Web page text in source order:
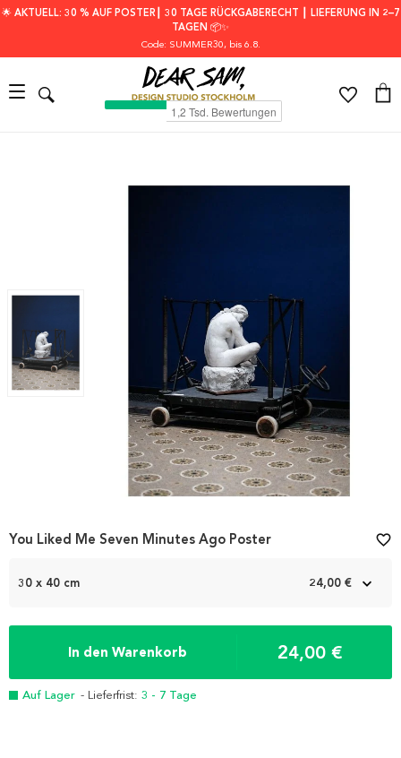
🌟 AKTUELL: 30 % AUF POSTER┃ 30 TAGE RÜCKGABERECHT ┃ LIEFERUNG IN 2–7
TAGEN 📦✨
Code: SUMMER30, bis 6.8.
30 x 40 cm 24,00 €
In den Warenkorb 24,00 €
Auf Lager - Lieferfrist: 3 - 7 Tage
You Liked Me Seven Minutes Ago Poster favorite_border